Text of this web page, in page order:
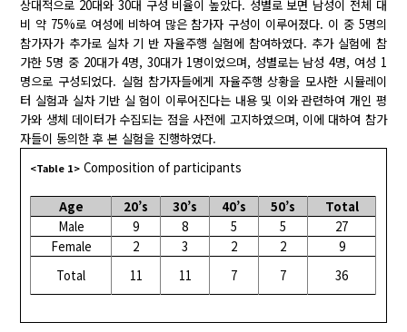
상대적으로 20대와 30대 구성 비율이 높았다. 성별로 보면 남성이 전체 대
비 약 75%로 여성에 비하여 많은 참가자 구성이 이루어졌다. 이 중 5명의
참가자가 추가로 실차 기 반 자율주행 실험에 참여하였다. 추가 실험에 참
가한 5명 중 20대가 4명, 30대가 1명이었으며, 성별로는 남성 4명, 여성 1
명으로 구성되었다. 실험 참가자들에게 자율주행 상황을 모사한 시뮬레이
터 실험과 실차 기반 실 험이 이루어진다는 내용 및 이와 관련하여 개인 평
가와 생체 데이터가 수집되는 점을 사전에 고지하였으며, 이에 대하여 참가
자들이 동의한 후 본 실험을 진행하였다.
<Table 1> Composition of participants
Age 20’s 30’s 40’s 50’s
Total
Male
9 8 5 5
27
Female
2 3 2 2
9
Total
11 11 7 7 36